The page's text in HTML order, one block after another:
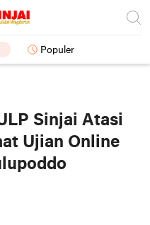
Populer
Sinjai Atasi
Ujian Online